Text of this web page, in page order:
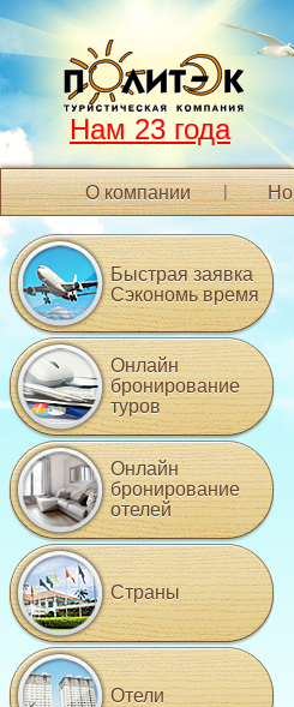
Нам 23 года
О компании
Быстрая заявка
Сэкономь время
Онлайн
бронирование
туров
Онлайн
бронирование
отелей
Страны
Отели